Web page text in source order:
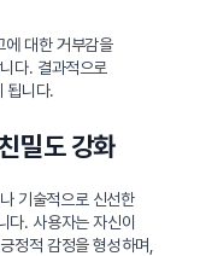
에 대한 거부감을
다. 결과적으로
됩니다.
밀도 강화
기술적으로 신선한
다. 사용자는 자신이
정적 감정을 형성하며,